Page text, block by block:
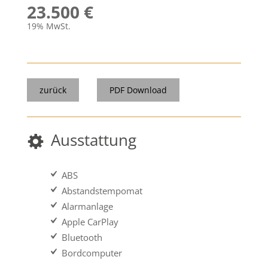
23.500 €
19% MwSt.
zurück PDF Download
Ausstattung
ABS
Abstandstempomat
Alarmanlage
Apple CarPlay
Bluetooth
Bordcomputer